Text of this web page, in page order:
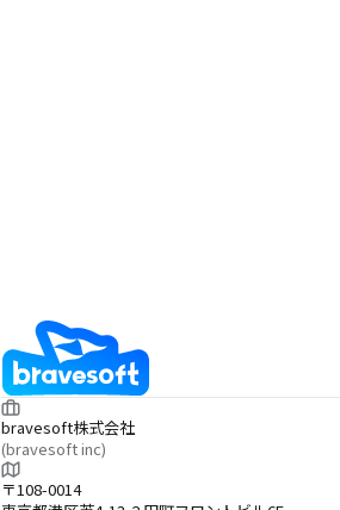
bravesoft株式会社
(bravesoft inc)
〒108-0014